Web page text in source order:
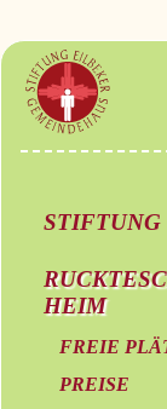
STIFTUNG
HEIM
FREIE
PREISE